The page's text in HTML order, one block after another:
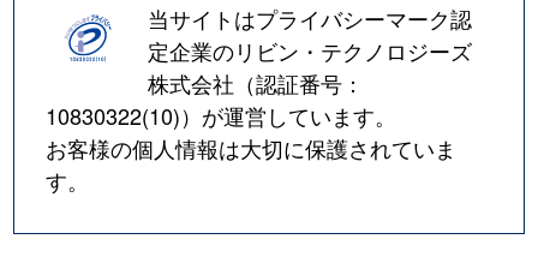
当サイトはプライバシーマーク認
定企業のリビン・テクノロジーズ
株式会社（認証番号：
10830322(10)）が運営しています。
お客様の個人情報は大切に保護されていま
す。